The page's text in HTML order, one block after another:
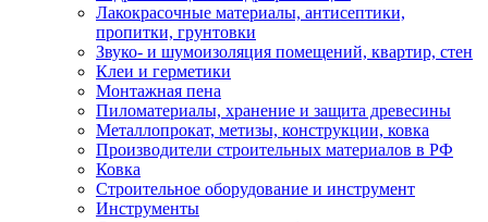
Лакокрасочные материалы, антисептики,
пропитки, грунтовки
Звуко- и шумоизоляция помещений, квартир, стен
Клеи и герметики
Монтажная пена
Пиломатериалы, хранение и защита древесины
Металлопрокат, метизы, конструкции, ковка
Производители строительных материалов в РФ
Ковка
Строительное оборудование и инструмент
Инструменты